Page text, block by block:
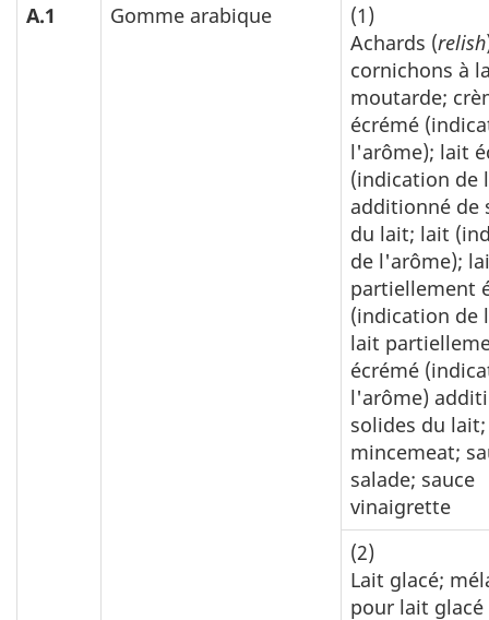
A.1 Gomme arabique
(1)
Achards (relish
cornichons à
moutarde;
écrémé
l'arôme); lait
(indication de
additionné de
du lait; lait
de l'arôme);
partiellement
(indication de
lait
écrémé
l'arôme)
solides du lait;
mincemeat;
salade; sauce
vinaigrette
(2)
Lait glacé;
pour lait glacé